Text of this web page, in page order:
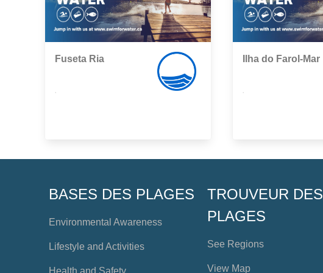
Fuseta Ria Ilha do Farol-Mar
BASES DES PLAGES
Environmental Awareness
Lifestyle and Activities
Health and Safety
TROUVEUR DES
PLAGES
See Regions
View Map